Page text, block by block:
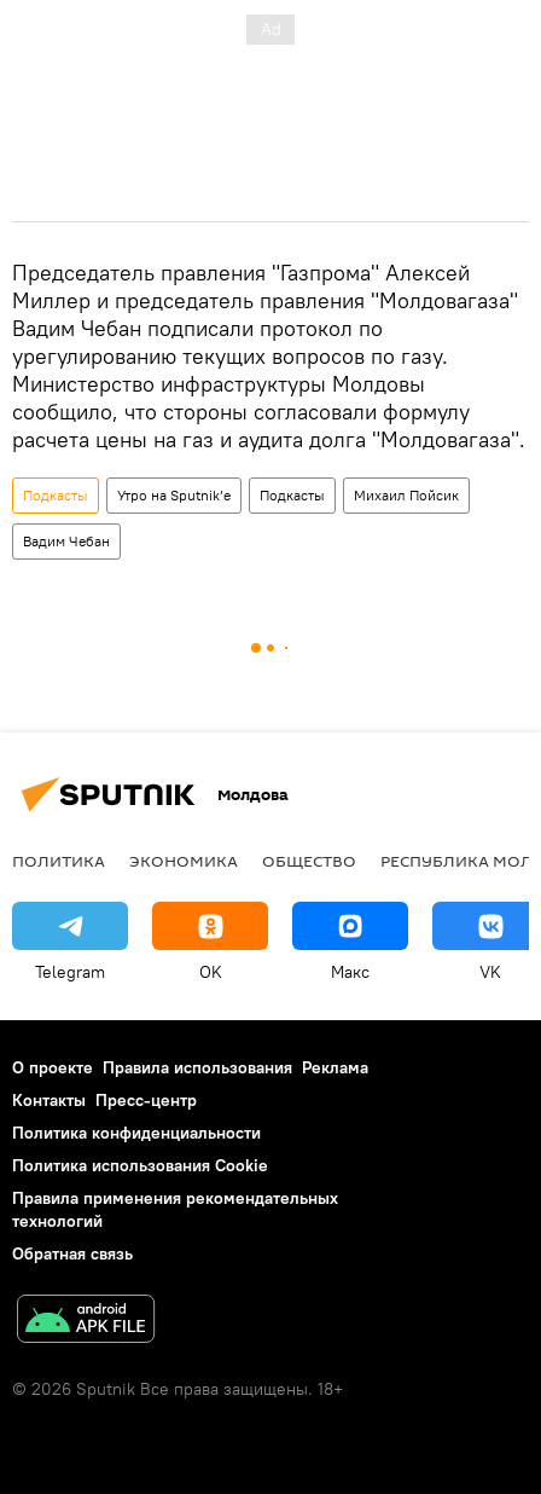
Председатель правления "Газпрома" Алексей
Миллер и председатель правления "Молдовагаза"
Вадим Чебан подписали протокол по
урегулированию текущих вопросов по газу.
Министерство инфраструктуры Молдовы
сообщило, что стороны согласовали формулу
расчета цены на газ и аудита долга "Молдовагаза".
Подкасты Утро на Sputnik’e Подкасты Михаил Пойсик
Вадим Чебан
Молдова
ПОЛИТИКА ЭКОНОМИКА ОБЩЕСТВО РЕСПУБЛИКА
Telegram OK Макс VK
О проекте Правила использования Реклама
Контакты Пресс-центр
Политика конфиденциальности
Политика использования Cookie
Правила применения рекомендательных
технологий
Обратная связь
© 2026 Sputnik Все права защищены. 18+